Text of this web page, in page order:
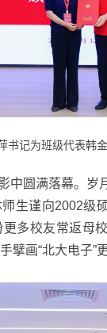
书记为班级代表韩
中圆满落幕。岁
生谨向2002级
多校友常返母
擘画“北大电子”